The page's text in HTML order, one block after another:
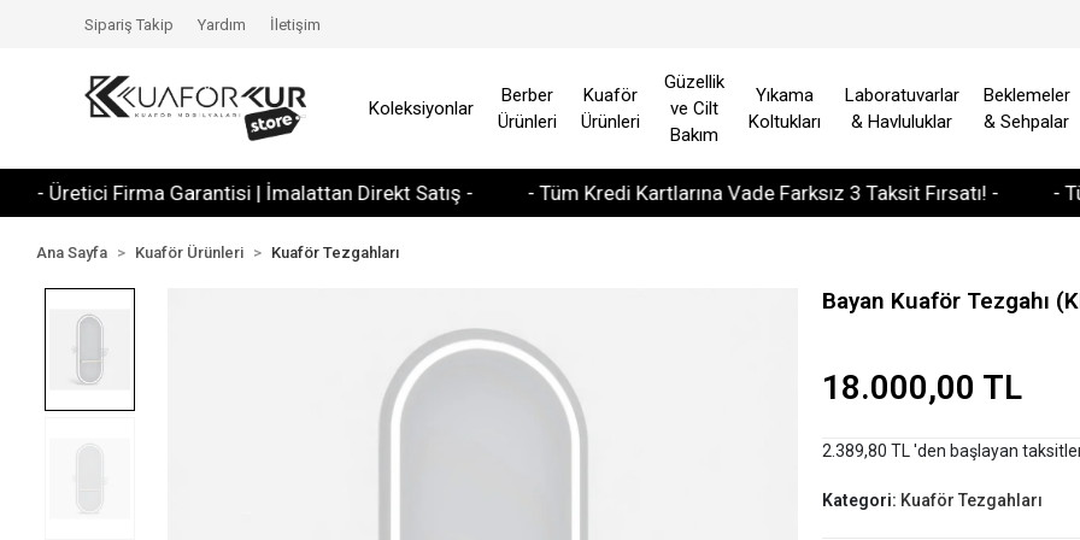
Firma Garantisi | İmalattan Direkt Satış - - Tüm Kredi Kartlarına Vade Farksız 3 Taksit Fırsatı! - - Tüm
Sipariş Takip Yardım İletişim
Koleksiyonlar
Berber
Ürünleri
Kuaför
Ürünleri
Güzellik
ve Cilt
Bakım
Yıkama
Koltukları
Laboratuvarlar
& Havluluklar
Beklemeler
& Sehpalar
Ana Sayfa Kuaför Ürünleri Kuaför Tezgahları
Bayan Kuaför Tezgahı
18.000,00 TL
2.389,80 TL 'den başlayan
Kategori: Kuaför Tezgahları